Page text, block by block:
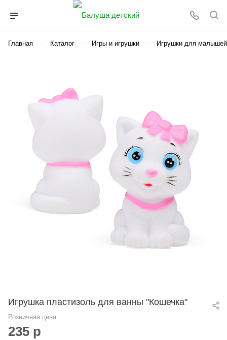
Главная — Каталог — Игры и игрушки — Игрушки для малышей
Игрушка пластизоль для ванны "Кошечка"
Розничная цена
235 р